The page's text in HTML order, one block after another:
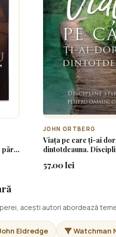
părți
JOHN ORTBERG
Viața pe care ți-ai
dintotdeauna.
57.00 lei
acești autori abordează
Eldredge Watchman